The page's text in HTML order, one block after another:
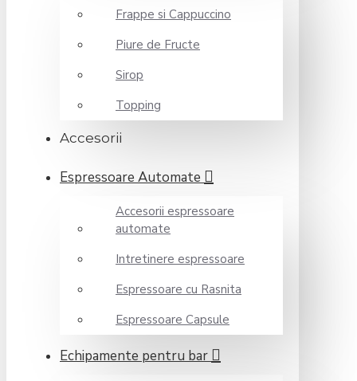
Frappe si Cappuccino
Piure de Fructe
Sirop
Topping
Accesorii
Espressoare Automate
Accesorii espressoare
automate
Intretinere espressoare
Espressoare cu Rasnita
Espressoare Capsule
Echipamente pentru bar